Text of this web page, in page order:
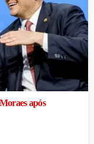
após